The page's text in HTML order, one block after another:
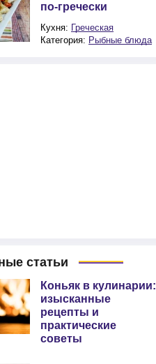
по-гречески
Кухня: Греческая
Категория: Рыбные блюда
статьи
Коньяк в кулинарии:
изысканные
рецепты и
практические
советы